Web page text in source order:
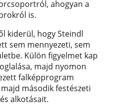
ahogyan a
is.
kiderül, hogy Steindl
sem mennyezeti, sem
Külön figyelmet kap
majd nyomon
falképprogram
második festészeti
alkotásait.